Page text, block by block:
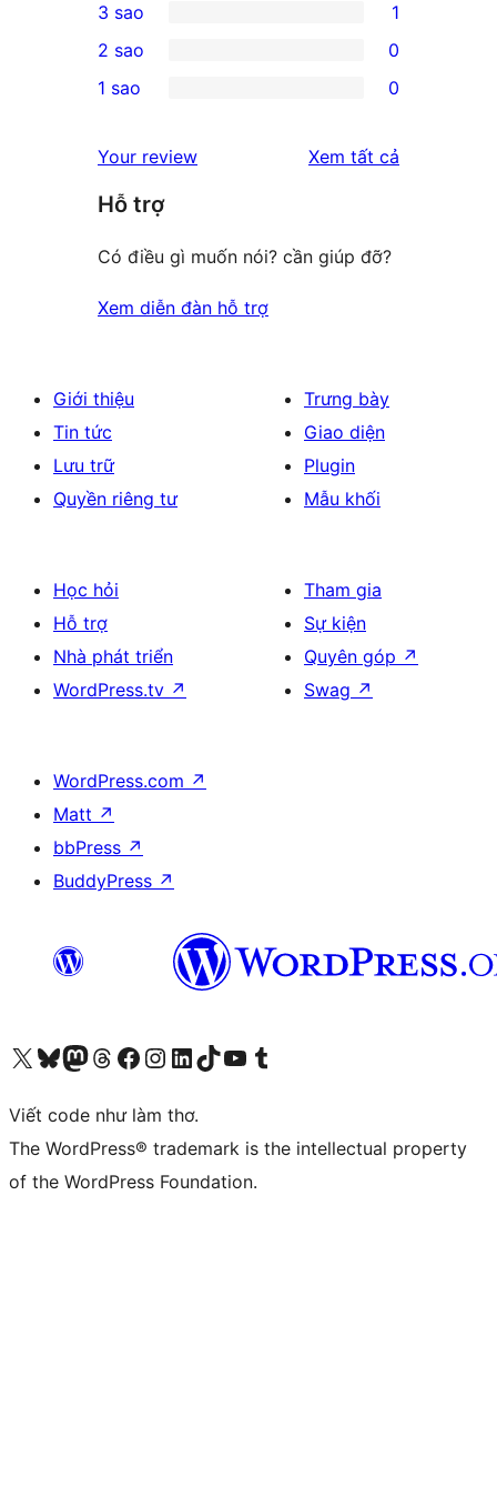
star
review
4-
star
reviews
1
3-
star
3 sao 1
2-
reviews
2 sao 0
star
reviews
1 sao 0
Your review Xem tất cả
Hỗ trợ
Có điều gì muốn nói? cần giúp đỡ?
Xem diễn đàn hỗ trợ
Giới thiệu
Tin tức
Lưu trữ
Quyền riêng tư
Trưng bày
Giao diện
Plugin
Mẫu khối
Học hỏi
Hỗ trợ
Nhà phát triển
WordPress.tv ↗
Tham gia
Sự kiện
Quyên góp ↗
Swag ↗
WordPress.com ↗
Matt ↗
bbPress ↗
BuddyPress ↗
Truy cập tài khoản X (trước đây là Twitter) của chúng tôiVisit our Bluesky account
Visit our Mastodon account
Visit our Threads account
Xem trang Facebook của chúng tôiTruy cập tài khoản Instagram của chúng tôiTruy cập tài khoản LinkedIn của chúng tôiVisit our TikTok account
Truy cập kênh YouTube của chúng tôi Visit our Tumblr account
Viết code như làm thơ.
The WordPress® trademark is the intellectual property
of the WordPress Foundation.